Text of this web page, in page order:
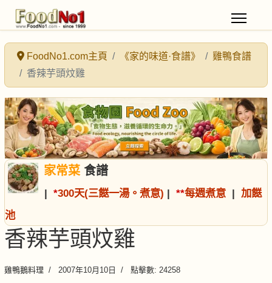
FoodNo1.com主頁 《家的味道·食譜》
雞鴨食譜
香辣芋頭炆雞
家常菜食譜
| *300天(三餸一湯。煮意) | **每週煮意 | 加餸
池
香辣芋頭炆雞
雞鴨鵝料理 2007年10月10日 點擊數: 24258